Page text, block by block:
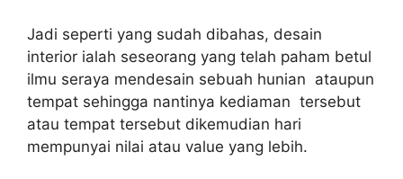
Jadi seperti yang sudah dibahas, desain
interior ialah seseorang yang telah paham betul
ilmu seraya mendesain sebuah hunian ataupun
tempat sehingga nantinya kediaman tersebut
atau tempat tersebut dikemudian hari
mempunyai nilai atau value yang lebih.